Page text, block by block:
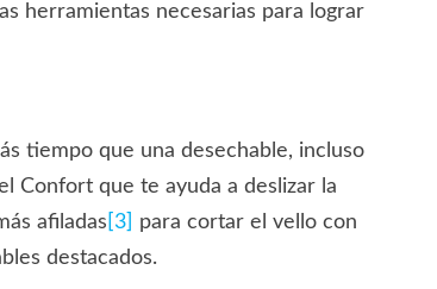
herramientas necesarias para lograr
tiempo que una desechable, incluso
Confort que te ayuda a deslizar la
afiladas [3]
para cortar el vello con
destacados.